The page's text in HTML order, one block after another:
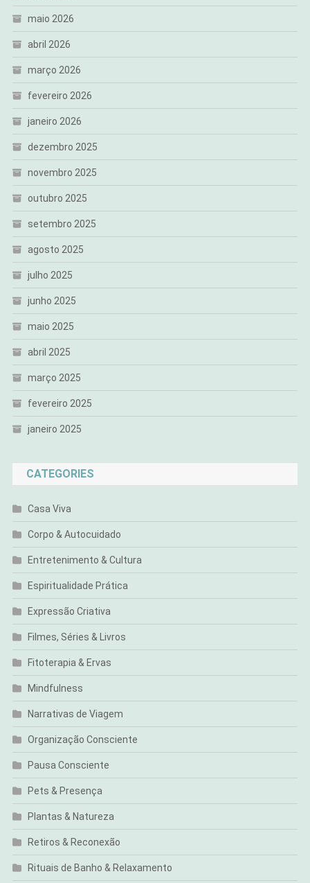
maio 2026
abril 2026
março 2026
fevereiro 2026
janeiro 2026
dezembro 2025
novembro 2025
outubro 2025
setembro 2025
agosto 2025
julho 2025
junho 2025
maio 2025
abril 2025
março 2025
fevereiro 2025
janeiro 2025
CATEGORIES
Casa Viva
Corpo & Autocuidado
Entretenimento & Cultura
Espiritualidade Prática
Expressão Criativa
Filmes, Séries & Livros
Fitoterapia & Ervas
Mindfulness
Narrativas de Viagem
Organização Consciente
Pausa Consciente
Pets & Presença
Plantas & Natureza
Retiros & Reconexão
Rituais de Banho & Relaxamento